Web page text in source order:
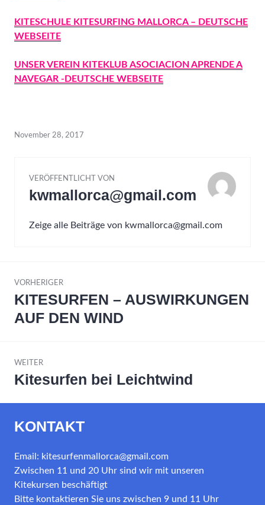
KITESCHULE KITESURFING MALLORCA – DEUTSCHE
WEBSEITE
UNSER VEREIN KITEKLUB ASOCIACION APRENDE A
NAVEGAR -DEUTSCHE WEBSEITE
November 28, 2017
VERÖFFENTLICHT VON
kwmallorca@gmail.com
Zeige alle Beiträge von kwmallorca@gmail.com
Navigation
VORHERIGER
Vorheriger
Beitrag:
KITESURFEN – AUSWIRKUNGEN
AUF DEN WIND
WEITER
Nächster
Kitesurfen bei Leichtwind
KONTAKT
Email: kitesurfenmallorca@gmail.com
Zwischen 11 und 20 Uhr sind wir mit unseren
Kitekursen beschäftigt
Bitte kontaktieren Sie uns zwischen 9 und 11 Uhr